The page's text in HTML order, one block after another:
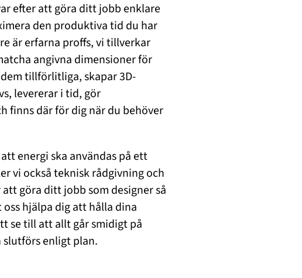
efter att göra ditt jobb enklare
den produktiva tid du har
är erfarna proffs, vi tillverkar
angivna dimensioner för
tillförlitliga, skapar 3D-
levererar i tid, gör
finns där för dig när du behöver
energi ska användas på ett
vi också teknisk rådgivning och
göra ditt jobb som designer så
hjälpa dig att hålla dina
se till att allt går smidigt på
enligt plan.